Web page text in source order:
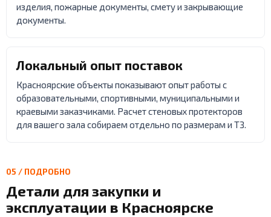
изделия, пожарные документы, смету и закрывающие
документы.
Локальный опыт поставок
Красноярские объекты показывают опыт работы с
образовательными, спортивными, муниципальными и
краевыми заказчиками. Расчет стеновых протекторов
для вашего зала собираем отдельно по размерам и ТЗ.
05 / ПОДРОБНО
Детали для закупки и
эксплуатации в Красноярске